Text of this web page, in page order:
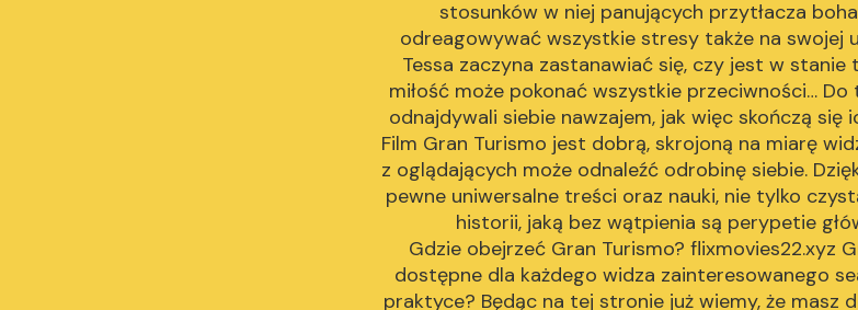
stosunków w niej panujących przytłacza
odreagowywać wszystkie stresy także na swojej
Tessa zaczyna zastanawiać się, czy jest w
miłość może pokonać wszystkie przeciwności…
odnajdywali siebie nawzajem, jak więc skończą
Film Gran Turismo jest dobrą, skrojoną na miarę
z oglądających może odnaleźć odrobinę siebie.
pewne uniwersalne treści oraz nauki, nie tylko
historii, jaką bez wątpienia są perypetie
Gdzie obejrzeć Gran Turismo? flixmovies22.xyz
dostępne dla każdego widza zainteresowanego
praktyce? Będąc na tej stronie już wiemy, że masz